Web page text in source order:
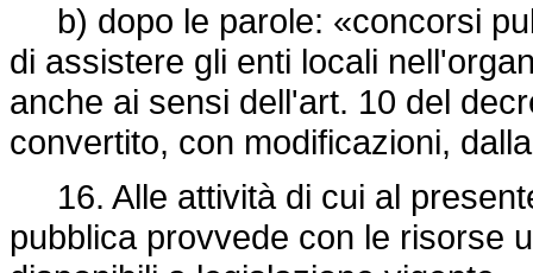
b) dopo le parole: «concorsi
di assistere gli enti locali
anche ai sensi dell'art. 10 del
convertito, con modificazioni,
16. Alle attività di cui al
pubblica provvede con le risorse